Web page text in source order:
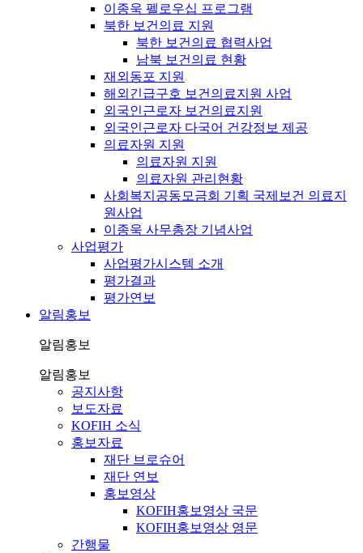
이종욱 펠로우십 프로그램
북한 보건의료 지원
북한 보건의료 협력사업
남북 보건의료 현황
재외동포 지원
해외긴급구호 보건의료지원 사업
외국인근로자 보건의료지원
외국인근로자 다국어 건강정보 제공
의료자원 지원
의료자원 지원
의료자원 관리현황
사회복지공동모금회 기획 국제보건 의료지
원사업
이종욱 사무총장 기념사업
사업평가
사업평가시스템 소개
평가결과
평가연보
알림홍보
알림홍보
알림홍보
공지사항
보도자료
KOFIH 소식
홍보자료
재단 브로슈어
재단 연보
홍보영상
KOFIH홍보영상 국문
KOFIH홍보영상 영문
간행물